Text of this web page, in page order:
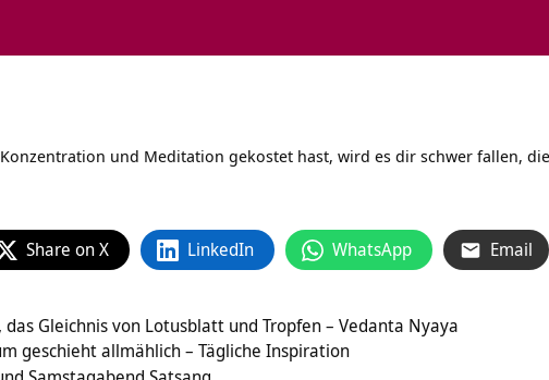
und Meditation gekostet hast, wird es dir schwer fallen,
Share on X LinkedIn WhatsApp Email
Gleichnis von Lotusblatt und Tropfen – Vedanta Nyaya
geschieht allmählich – Tägliche Inspiration